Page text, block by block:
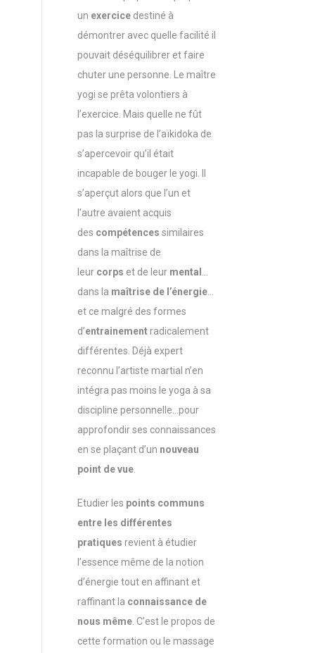
un exercice destiné à
démontrer avec quelle facilité il
pouvait déséquilibrer et faire
chuter une personne. Le maître
yogi se prêta volontiers à
l’exercice. Mais quelle ne fût
pas la surprise de l’aïkidoka de
s’apercevoir qu’il était
incapable de bouger le yogi. Il
s’aperçut alors que l’un et
l’autre avaient acquis
des compétences similaires
dans la maîtrise de
leur corps et de leur mental …
dans la maîtrise de l’énergie…
et ce malgré des formes
d’entrainementradicalement
différentes. Déjà expert
reconnu l’artiste martial n’en
intégra pas moins le yoga à sa
discipline personnelle…pour
approfondir ses connaissances
en se plaçant d’un nouveau
point de vue.
Etudier les points communs
entre les différentes
pratiques revient à étudier
l’essence même de la notion
d’énergie tout en affinant et
raffinant la connaissance de
nous même. C’est le propos de
cette formation ou le massage